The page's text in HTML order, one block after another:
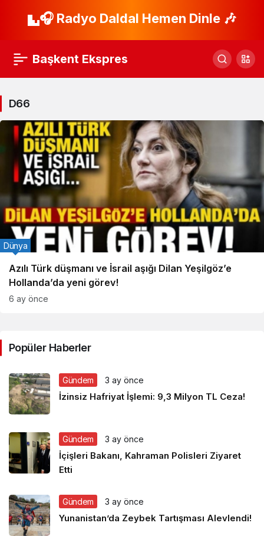
🎧 Radyo Daldal Hemen Dinle 🎶
Başkent Ekspres
D66
Azılı Türk düşmanı ve İsrail aşığı Dilan Yeşilgöz’e
Hollanda’da yeni görev!
Dünya
6 ay önce
Popüler Haberler
Gündem 3 ay önce
İzinsiz Hafriyat İşlemi: 9,3 Milyon TL Ceza!
Gündem 3 ay önce
İçişleri Bakanı, Kahraman Polisleri Ziyaret
Etti
Gündem 3 ay önce
Yunanistan’da Zeybek Tartışması Alevlendi!